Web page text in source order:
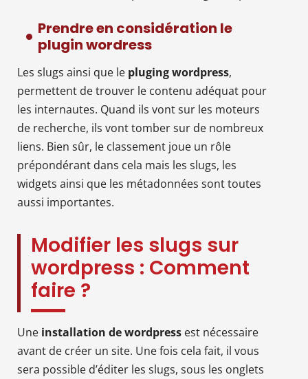
Prendre en considération le
plugin wordress
Les slugs ainsi que le pluging wordpress,
permettent de trouver le contenu adéquat pour
les internautes. Quand ils vont sur les moteurs
de recherche, ils vont tomber sur de nombreux
liens. Bien sûr, le classement joue un rôle
prépondérant dans cela mais les slugs, les
widgets ainsi que les métadonnées sont toutes
aussi importantes.
Modifier les slugs sur
wordpress : Comment
faire ?
Une installation de wordpress est nécessaire
avant de créer un site. Une fois cela fait, il vous
sera possible d’éditer les slugs, sous les onglets